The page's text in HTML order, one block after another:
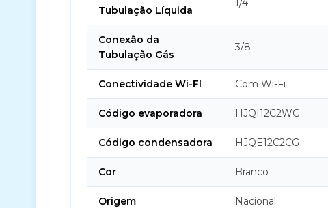
Tubulação Líquida
1/4
Conexão da
Tubulação Gás
3/8
Conectividade Wi-FI Com Wi-Fi
Código evaporadora HJQI12C2WG
Código condensadora HJQE12C2CG
Cor Branco
Origem Nacional